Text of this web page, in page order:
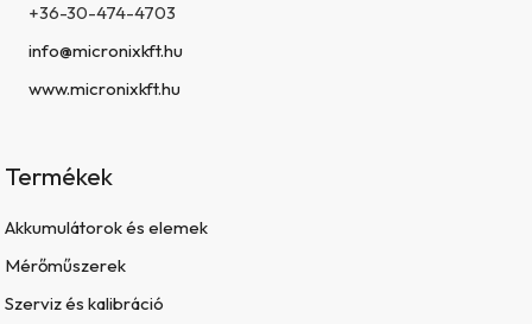
+36-30-474-4703
info@micronixkft.hu
www.micronixkft.hu
Termékek
Akkumulátorok és elemek
Mérőműszerek
Szerviz és kalibráció